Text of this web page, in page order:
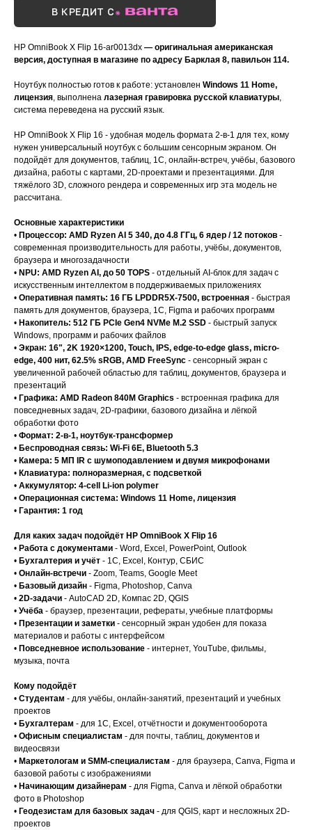
В КРЕДИТ С
HP OmniBook X Flip 16-ar0013dx — оригинальная американская
версия, доступная в магазине по адресу Барклая 8, павильон 114.
Ноутбук полностью готов к работе: установлен Windows 11 Home,
лицензия, выполнена лазерная гравировка русской клавиатуры,
система переведена на русский язык.
HP OmniBook X Flip 16 - удобная модель формата 2-в-1 для тех, кому
нужен универсальный ноутбук с большим сенсорным экраном. Он
подойдёт для документов, таблиц, 1С, онлайн-встреч, учёбы, базового
дизайна, работы с картами, 2D-проектами и презентациями. Для
тяжёлого 3D, сложного рендера и современных игр эта модель не
рассчитана.
Основные характеристики
• Процессор: AMD Ryzen AI 5 340, до 4.8 ГГц, 6 ядер / 12 потоков -
современная производительность для работы, учёбы, документов,
браузера и многозадачности
• NPU: AMD Ryzen AI, до 50 TOPS - отдельный AI-блок для задач с
искусственным интеллектом в поддерживаемых приложениях
• Оперативная память: 16 ГБ LPDDR5X-7500, встроенная - быстрая
память для документов, браузера, 1С, Figma и рабочих программ
• Накопитель: 512 ГБ PCIe Gen4 NVMe M.2 SSD - быстрый запуск
Windows, программ и рабочих файлов
• Экран: 16", 2K 1920×1200, Touch, IPS, edge-to-edge glass, micro-
edge, 400 нит, 62.5% sRGB, AMD FreeSync - сенсорный экран с
увеличенной рабочей областью для таблиц, документов, браузера и
презентаций
• Графика: AMD Radeon 840M Graphics - встроенная графика для
повседневных задач, 2D-графики, базового дизайна и лёгкой
обработки фото
• Формат: 2-в-1, ноутбук-трансформер
• Беспроводная связь: Wi-Fi 6E, Bluetooth 5.3
• Камера: 5 МП IR с шумоподавлением и двумя микрофонами
• Клавиатура: полноразмерная, с подсветкой
• Аккумулятор: 4-cell Li-ion polymer
• Операционная система: Windows 11 Home, лицензия
• Гарантия: 1 год
Для каких задач подойдёт HP OmniBook X Flip 16
• Работа с документами - Word, Excel, PowerPoint, Outlook
• Бухгалтерия и учёт - 1С, Excel, Контур, СБИС
• Онлайн-встречи - Zoom, Teams, Google Meet
• Базовый дизайн - Figma, Photoshop, Canva
• 2D-задачи - AutoCAD 2D, Компас 2D, QGIS
• Учёба - браузер, презентации, рефераты, учебные платформы
• Презентации и заметки - сенсорный экран удобен для показа
материалов и работы с интерфейсом
• Повседневное использование - интернет, YouTube, фильмы,
музыка, почта
Кому подойдёт
• Студентам - для учёбы, онлайн-занятий, презентаций и учебных
проектов
• Бухгалтерам - для 1С, Excel, отчётности и документооборота
• Офисным специалистам - для почты, таблиц, документов и
видеосвязи
• Маркетологам и SMM-специалистам - для браузера, Canva, Figma и
базовой работы с изображениями
• Начинающим дизайнерам - для Figma, Canva и лёгкой обработки
фото в Photoshop
• Геодезистам для базовых задач - для QGIS, карт и несложных 2D-
проектов